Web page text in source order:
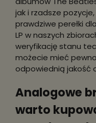
jak i rzadsze
prawdziwe perełki
LP w naszych
weryfikację stanu
możecie mieć
odpowiednią jakość
Analogowe
warto